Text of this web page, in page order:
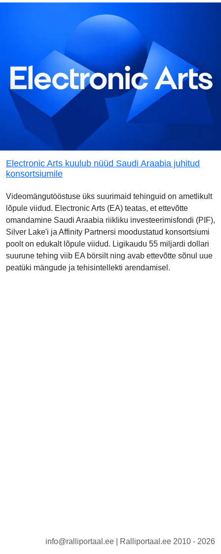
Electronic Arts kuulub nüüd Saudi Araabia juhitud
konsortsiumile
Videomängutööstuse üks suurimaid tehinguid on ametlikult
lõpule viidud. Electronic Arts (EA) teatas, et ettevõtte
omandamine Saudi Araabia riikliku investeerimisfondi (PIF),
Silver Lake'i ja Affinity Partnersi moodustatud konsortsiumi
poolt on edukalt lõpule viidud. Ligikaudu 55 miljardi dollari
suurune tehing viib EA börsilt ning avab ettevõtte sõnul uue
peatüki mängude ja tehisintellekti arendamisel.
info@ralliportaal.ee | Ralliportaal.ee 2010 - 2026